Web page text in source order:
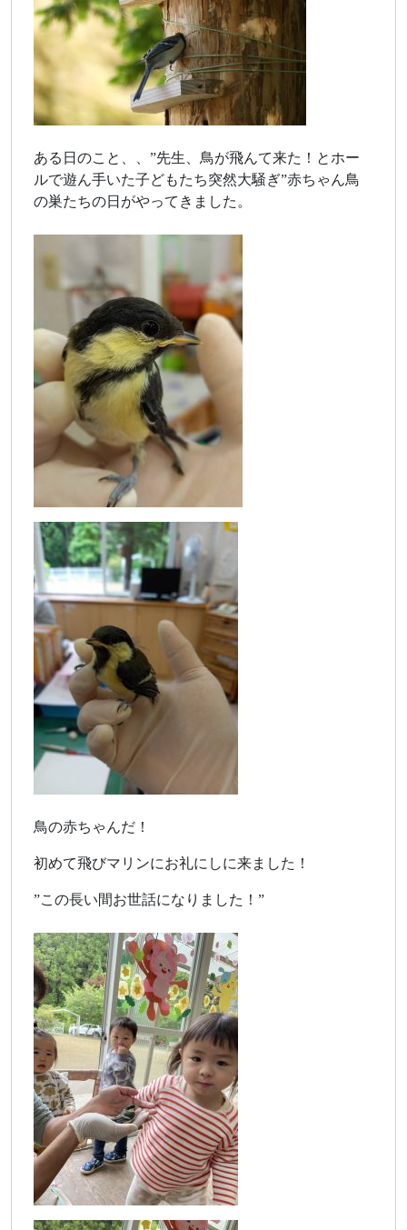
ある日のこと、、”先生、鳥が飛んて来た！とホー
ルで遊ん手いた子どもたち突然大騒ぎ”赤ちゃん鳥
の巣たちの日がやってきました。
鳥の赤ちゃんだ！
初めて飛びマリンにお礼にしに来ました！
”この長い間お世話になりました！”